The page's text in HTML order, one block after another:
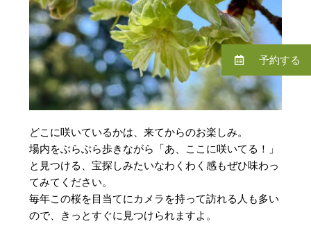
どこに咲いているかは、来てからのお楽しみ。
場内をぶらぶら歩きながら「あ、ここに咲いてる！」
と見つける、宝探しみたいなわくわく感もぜひ味わっ
てみてください。
毎年この桜を目当てにカメラを持って訪れる人も多い
ので、きっとすぐに見つけられますよ。
予約する